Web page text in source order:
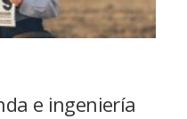
e ingeniería